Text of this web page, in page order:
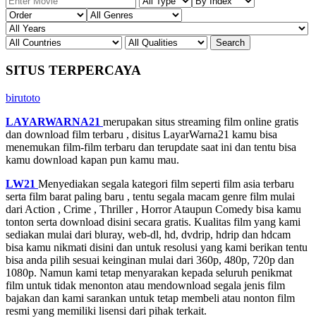
SITUS TERPERCAYA
birutoto
LAYARWARNA21 merupakan situs streaming film online gratis
dan download film terbaru , disitus LayarWarna21 kamu bisa
menemukan film-film terbaru dan terupdate saat ini dan tentu bisa
kamu download kapan pun kamu mau.
LW21 Menyediakan segala kategori film seperti film asia terbaru
serta film barat paling baru , tentu segala macam genre film mulai
dari Action , Crime , Thriller , Horror Ataupun Comedy bisa kamu
tonton serta download disini secara gratis. Kualitas film yang kami
sediakan mulai dari bluray, web-dl, hd, dvdrip, hdrip dan hdcam
bisa kamu nikmati disini dan untuk resolusi yang kami berikan tentu
bisa anda pilih sesuai keinginan mulai dari 360p, 480p, 720p dan
1080p. Namun kami tetap menyarakan kepada seluruh penikmat
film untuk tidak menonton atau mendownload segala jenis film
bajakan dan kami sarankan untuk tetap membeli atau nonton film
resmi yang memiliki lisensi dari pihak terkait.